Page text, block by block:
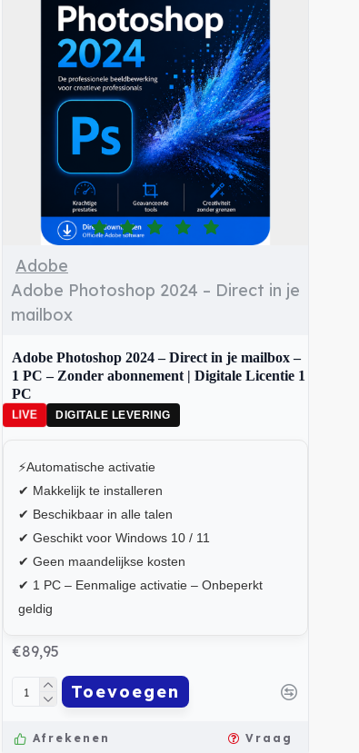
✔ Originele Adobe licentie
✔ Directe digitale levering per e-mail
✔ Veilige betaalmethoden zoals iDEAL en PayPal
✔ Scherpe prijzen
✔ Snelle klantenservice
Adobe
Adobe Photoshop 2024 – Direct in je
mailbox
Adobe Photoshop 2024 – Direct in je mailbox –
1 PC – Zonder abonnement | Digitale Licentie 1
PC
LIVE DIGITALE LEVERING
⚡Automatische activatie
✔ Makkelijk te installeren
✔ Beschikbaar in alle talen
✔ Geschikt voor Windows 10 / 11
✔ Geen maandelijkse kosten
✔ 1 PC – Eenmalige activatie – Onbeperkt
geldig
€89,95
Toevoegen
Afrekenen Vraag